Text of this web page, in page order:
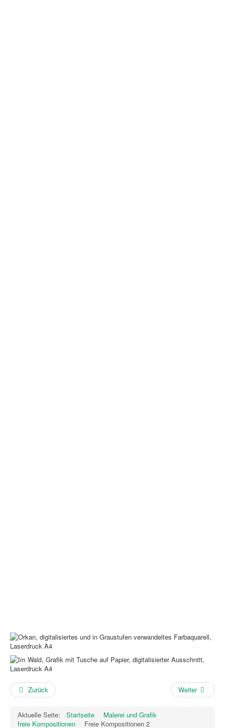
Zurück Weiter
Aktuelle Seite: Startseite
Malerei und Grafik
freie Kompositionen
Freie Kompositionen 2